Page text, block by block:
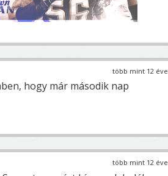
több mint 12 éve
hogy már második nap
több mint 12 éve